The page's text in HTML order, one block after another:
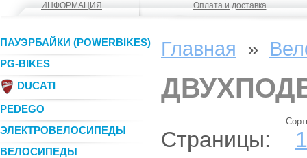
ИНФОРМАЦИЯ Оплата и доставка
ПАУЭРБАЙКИ (POWERBIKES)
PG-BIKES
DUCATI
PEDEGO
ЭЛЕКТРОВЕЛОСИПЕДЫ
ВЕЛОСИПЕДЫ
Главная »
Страницы: 1